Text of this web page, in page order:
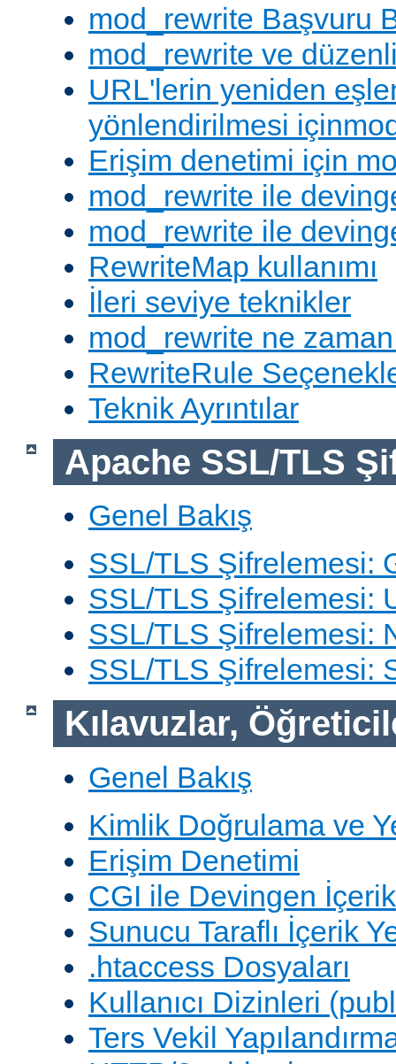
mod_rewrite Başvuru
mod_rewrite ve
URL'lerin yeniden
yönlendirilmesi
Erişim denetimi için
mod_rewrite ile
mod_rewrite ile
RewriteMap kullanımı
İleri seviye teknikler
mod_rewrite ne
RewriteRule
Teknik Ayrıntılar
Apache SSL/TLS
Genel Bakış
SSL/TLS Şifrelemesi:
SSL/TLS Şifrelemesi:
SSL/TLS Şifrelemesi:
SSL/TLS Şifrelemesi:
Kılavuzlar,
Genel Bakış
Kimlik Doğrulama ve
Erişim Denetimi
CGI ile Devingen İçerik
Sunucu Taraflı İçerik
.htaccess Dosyaları
Kullanıcı Dizinleri
Ters Vekil